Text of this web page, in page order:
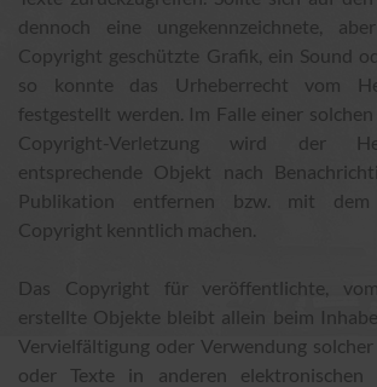
dennoch eine ungekennzeichnete,
Copyright geschützte Grafik, ein Sound
so konnte das Urheberrecht vom
festgestellt werden. Im Falle einer
Copyright-Verletzung wird der
entsprechende Objekt nach
Publikation entfernen bzw. mit dem
Copyright kenntlich machen.
Das Copyright für veröffentlichte,
erstellte Objekte bleibt allein beim
Vervielfältigung oder Verwendung
oder Texte in anderen elektronischen